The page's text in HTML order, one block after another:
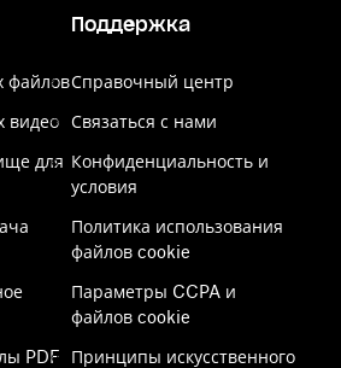
файлов
видео
для
PDF
Поддержка
Справочный центр
Связаться с нами
Конфиденциальность и
условия
Политика использования
файлов cookie
Параметры CCPA и
файлов cookie
Принципы искусственного